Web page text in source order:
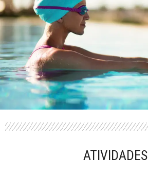
PERFORMANCE
ATIVIDADES